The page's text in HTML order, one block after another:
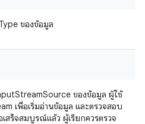
ของข้อมูล
ของข้อมูล ผู้ใช้
เพื่อเริ่มอ่านข้อมูล และตรวจสอบ
สร็จสมบูรณ์แล้ว ผู้เรียกควรตรวจ